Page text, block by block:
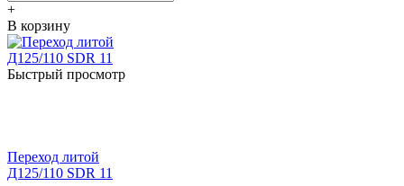
+
В корзину
Быстрый просмотр
Переход литой
Д125/110 SDR 11